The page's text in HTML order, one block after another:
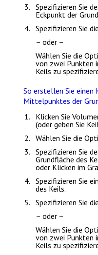
Spezifizieren Sie
Eckpunkt der
Spezifizieren Sie
– oder –
Wählen Sie die
von zwei Punkten
Keils zu
So erstellen Sie einen
Mittelpunktes der
Klicken Sie
(oder geben Sie
Wählen Sie die
Spezifizieren Sie
Grundfläche des
oder Klicken im
Spezifizieren Sie
des Keils.
Spezifizieren Sie
– oder –
Wählen Sie die
von zwei Punkten
Keils zu